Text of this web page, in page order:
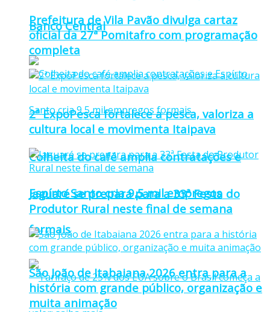
Banco Central
Colheita do café amplia contratações e
Espírto Santo cria 9,5 mil empregos
formais
Prefeitura de Vila Pavão divulga cartaz
oficial da 27ª Pomitafro com programação
completa
2ª ExpoPesca fortalece a pesca, valoriza a
cultura local e movimenta Itaipava
Jaguaré se prepara para a 33ª Festa do
Produtor Rural neste final de semana
São João de Itabaiana 2026 entra para a
história com grande público, organização e
muita animação